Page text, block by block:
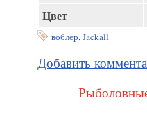
Цвет
воблер,Jackall
Добавить